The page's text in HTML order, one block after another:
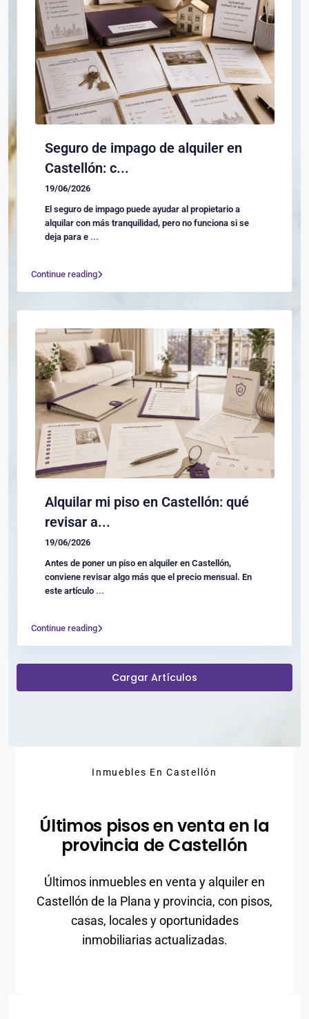
Seguro de impago de alquiler en
Castellón: c...
19/06/2026
El seguro de impago puede ayudar al propietario a
alquilar con más tranquilidad, pero no funciona si se
deja para e ...
Continue reading
Alquilar mi piso en Castellón: qué
revisar a...
19/06/2026
Antes de poner un piso en alquiler en Castellón,
conviene revisar algo más que el precio mensual. En
este artículo ...
Continue reading
Cargar Artículos
Inmuebles En Castellón
Últimos pisos en venta en la
provincia de Castellón
Últimos inmuebles en venta y alquiler en
Castellón de la Plana y provincia, con pisos,
casas, locales y oportunidades
inmobiliarias actualizadas.